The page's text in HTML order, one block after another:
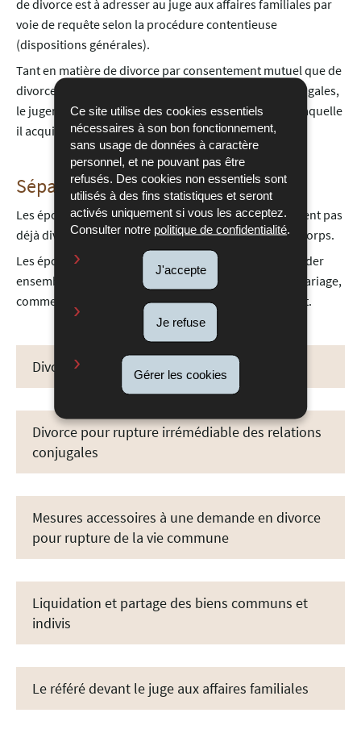
Ce site utilise des cookies essentiels
nécessaires à son bon fonctionnement,
sans usage de données à caractère
personnel, et ne pouvant pas être
refusés. Des cookies non essentiels sont
utilisés à des fins statistiques et seront
activés uniquement si vous les acceptez.
Consulter notre politique de confidentialité
J'accepte
Je refuse
Gérer les cookies
de divorce est à adresser au juge aux affaires familiales par
voie de requête selon la procédure contentieuse
(dispositions générales).
Tant en matière de divorce par consentement mutuel que de
divorce pour rupture irrémédiable des relations conjugales,
le jugement de divorce dissout le mariage à la date à laquelle
il acquiert force de chose jugée.
Séparation de corps
Les époux qui souhaitent se séparer, mais qui ne veulent pas
déjà divorcer, peuvent opter pour une séparation de corps.
Les époux séparés de corps ne sont plus tenus de résider
ensemble, mais les autres devoirs et obligations du mariage,
comme la fidélité et le secours entre époux, subsistent.
Divorce par consentement mutuel
Divorce pour rupture irrémédiable des relations
conjugales
Mesures accessoires à une demande en divorce
pour rupture de la vie commune
Liquidation et partage des biens communs et
indivis
Le référé devant le juge aux affaires familiales